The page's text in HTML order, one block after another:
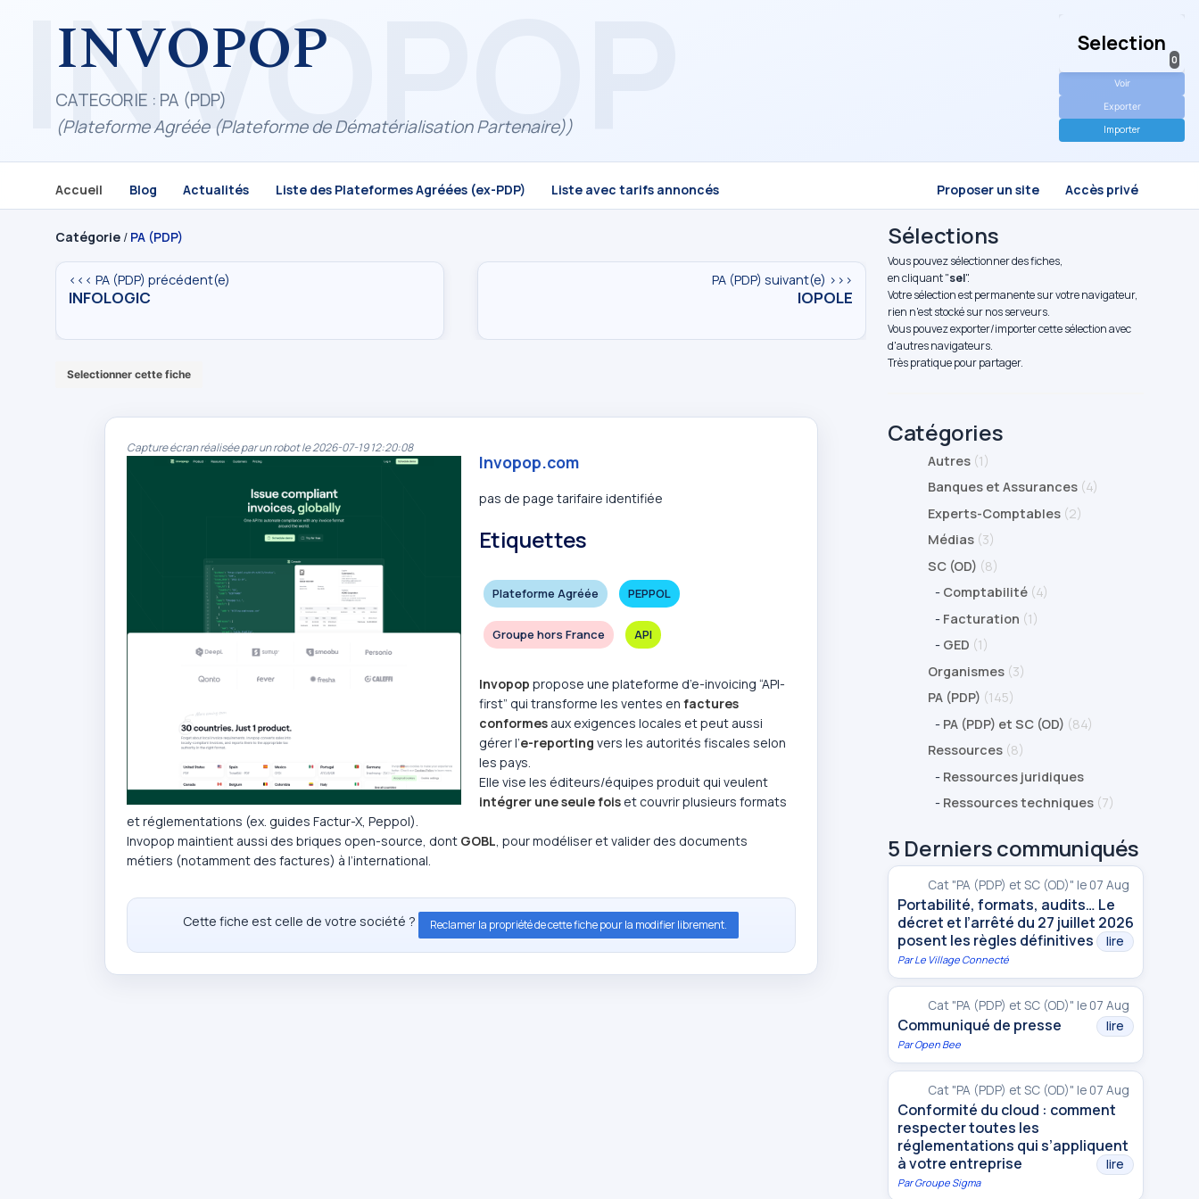
INVOPOP
CATEGORIE : PA (PDP)
(Plateforme Agréée (Plateforme de Dématérialisation Partenaire))
Accueil Blog Actualités Liste des Plateformes Agréées (ex-PDP) Liste avec tarifs annoncés Proposer un site Accès privé
Selection
0
Voir
Exporter
Importer
Catégorie / PA (PDP)
<<< PA (PDP) précédent(e)
INFOLOGIC
PA (PDP) suivant(e) >>>
IOPOLE
Selectionner cette fiche
Capture écran réalisée par un robot le 2026-07-19 12:20:08
Invopop.com
pas de page tarifaire identifiée
Etiquettes
Plateforme Agréée PEPPOL
Groupe hors France API
Invopop propose une plateforme d’e-invoicing “API-
first” qui transforme les ventes en factures
conformesaux exigences locales et peut aussi
gérer l’e-reporting vers les autorités fiscales selon
les pays.
Elle vise les éditeurs/équipes produit qui veulent
intégrer une seule foiset couvrir plusieurs formats
et réglementations (ex. guides Factur-X, Peppol).
Invopop maintient aussi des briques open-source, dont GOBL, pour modéliser et valider des documents
métiers (notamment des factures) à l’international.
Cette fiche est celle de votre société ? Reclamer la propriété de cette fiche pour la modifier librement.
Sélections
Vous pouvez sélectionner des fiches,
en cliquant "sel".
Votre sélection est permanente sur votre navigateur,
rien n'est stocké sur nos serveurs.
Vous pouvez exporter/importer cette sélection avec
d'autres navigateurs.
Très pratique pour partager.
Catégories
Autres (1)
Banques et Assurances (4)
Experts-Comptables (2)
Médias (3)
SC (OD) (8)
- Comptabilité (4)
- Facturation (1)
- GED (1)
Organismes (3)
PA (PDP) (145)
- PA (PDP) et SC (OD) (84)
Ressources (8)
- Ressources juridiques
- Ressources techniques (7)
5 Derniers communiqués
Cat "PA (PDP) et SC (OD)" le 07 Aug
Portabilité, formats, audits… Le
décret et l’arrêté du 27 juillet 2026
posent les règles définitives
lire
ParLe Village Connecté
Cat "PA (PDP) et SC (OD)" le 07 Aug
Communiqué de presse lire
ParOpen Bee
Cat "PA (PDP) et SC (OD)" le 07 Aug
Conformité du cloud : comment
respecter toutes les
réglementations qui s’appliquent
à votre entreprise
lire
ParGroupe Sigma